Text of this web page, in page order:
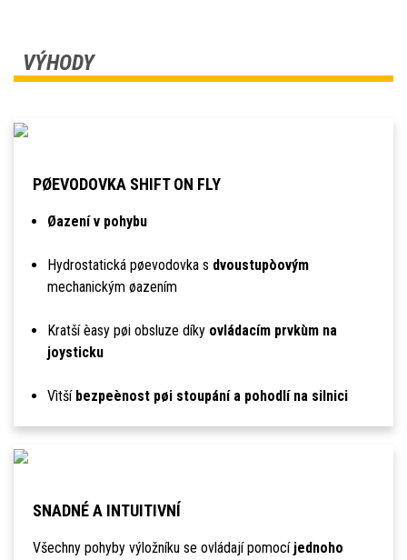
VÝHODY
PØEVODOVKA SHIFT ON FLY
Øazení v pohybu
Hydrostatická pøevodovka s dvoustupòovým
mechanickým øazením
Kratší èasy pøi obsluze díky ovládacím prvkùm na
joysticku
Vìtší bezpeènost pøi stoupání a pohodlí na silnici
SNADNÉ A INTUITIVNÍ
Všechny pohyby výložníku se ovládají pomocí jednoho